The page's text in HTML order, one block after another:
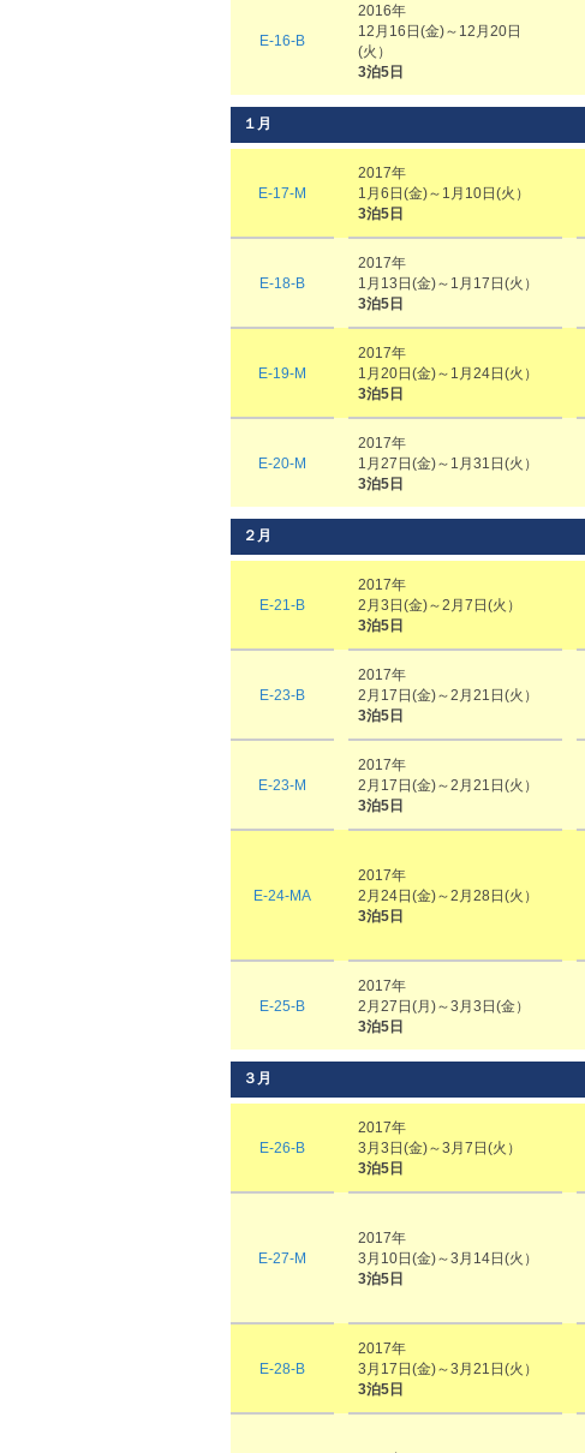
E-16-B
2016年
12月16日(金)～12月20日
(火）
3泊5日
１月
E-17-M
2017年
1月6日(金)～1月10日(火）
3泊5日
E-18-B
2017年
1月13日(金)～1月17日(火）
3泊5日
E-19-M
2017年
1月20日(金)～1月24日(火）
3泊5日
E-20-M
2017年
1月27日(金)～1月31日(火）
3泊5日
２月
E-21-B
2017年
2月3日(金)～2月7日(火）
3泊5日
E-23-B
2017年
2月17日(金)～2月21日(火）
3泊5日
E-23-M
2017年
2月17日(金)～2月21日(火）
3泊5日
E-24-MA
2017年
2月24日(金)～2月28日(火）
3泊5日
E-25-B
2017年
2月27日(月)～3月3日(金）
3泊5日
３月
E-26-B
2017年
3月3日(金)～3月7日(火）
3泊5日
E-27-M
2017年
3月10日(金)～3月14日(火）
3泊5日
E-28-B
2017年
3月17日(金)～3月21日(火）
3泊5日